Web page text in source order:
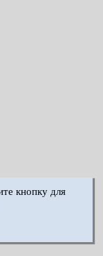
кнопку для